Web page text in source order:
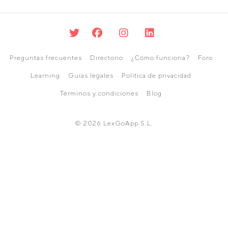
Preguntas frecuentes Directorio ¿Cómo funciona? Foro
Learning Guías legales Política de privacidad
Términos y condiciones Blog
© 2026 LexGoApp S.L.